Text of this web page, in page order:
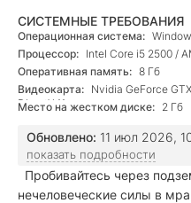
СИСТЕМНЫЕ ТРЕБОВАНИЯ
Операционная система:
Процессор: Intel Core i5 2500 /
Оперативная память: 8 Гб
Видеокарта: Nvidia GeForce
DirectX 11
Место на жестком диске: 2 Гб
Обновлено: 11 июл 2026,
показать подробности
Пробивайтесь через
нечеловеческие силы в